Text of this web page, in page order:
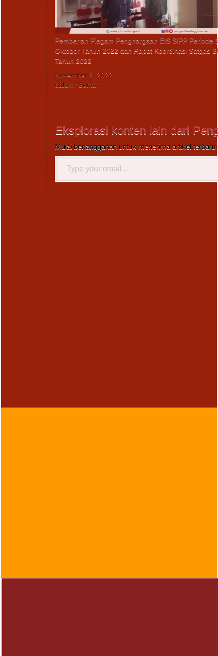
Pemberian Piagam Penghargaan EIS SIPP Periode
Oktober Tahun 2022 dan Rapat Koordinasi Satgas
Tahun 2022
November 8, 2022
dalam "Berita"
Eksplorasi konten lain dari
Mulai berlangganan untuk menerima artikel terbaru